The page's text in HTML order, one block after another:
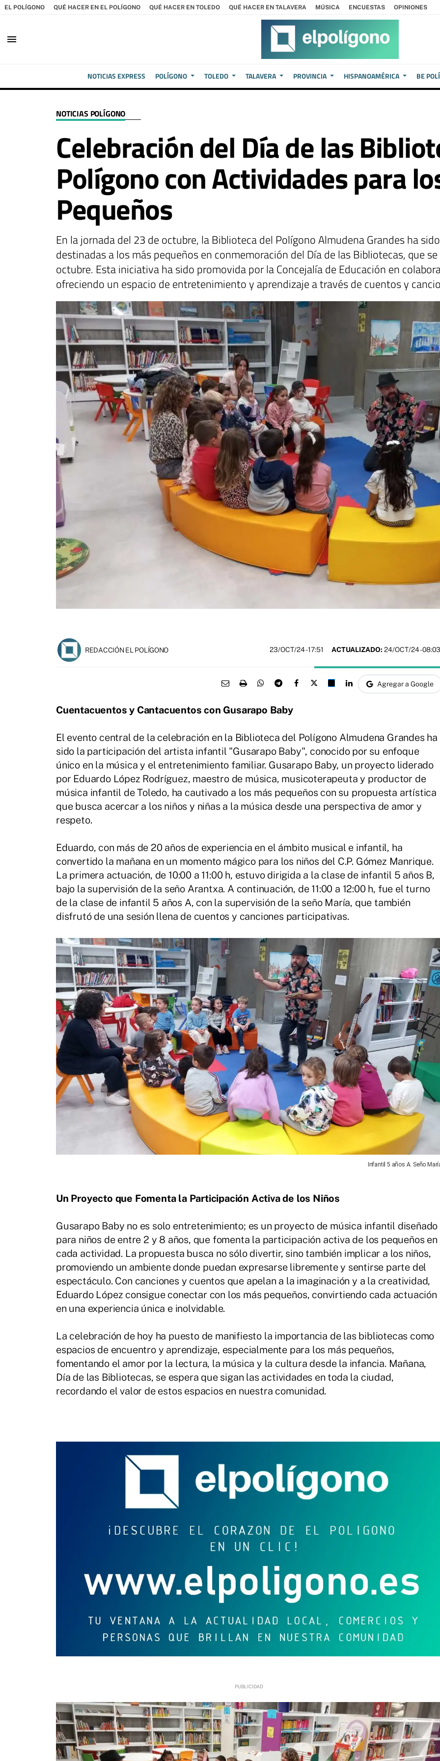
EL POLÍGONO QUÉ HACER EN EL POLÍGONO QUÉ HACER EN TOLEDO QUÉ HACER EN TALAVERA MÚSICA ENCUESTAS OPINIONES
menu
NOTICIAS EXPRESS POLÍGONO TOLEDO TALAVERA PROVINCIA HISPANOAMÉRICA BE
NOTICIAS POLÍGONO
Celebración del Día de las
Polígono con Actividades para
Pequeños
En la jornada del 23 de octubre, laBiblioteca del Polígono Almudena Grandesha
destinadas a los más pequeños en conmemoración del Día de las Bibliotecas, que
octubre. Esta iniciativa ha sido promovida por la Concejalía de Educación en
ofreciendo un espacio de entretenimiento y aprendizaje a través de cuentos y
REDACCIÓN EL POLÍGONO 23/OCT/24- 17:51 ACTUALIZADO: 24/OCT/24 - 08:03
Agregar a Google
Cuentacuentos y Cantacuentos con Gusarapo Baby
El evento central de la celebración en la Biblioteca del Polígono Almudena Grandes ha
sido la participación del artista infantil "Gusarapo Baby", conocido por su enfoque
único en la música y el entretenimiento familiar. Gusarapo Baby, un proyecto liderado
por Eduardo López Rodríguez, maestro de música, musicoterapeuta y productor de
música infantil de Toledo, ha cautivado a los más pequeños con su propuesta artística
que busca acercar a los niños y niñas a la música desde una perspectiva de amor y
respeto.
Eduardo, con más de 20 años de experiencia en el ámbito musical e infantil, ha
convertido la mañana en un momento mágico para los niños del C.P. Gómez Manrique.
La primera actuación, de 10:00 a 11:00 h, estuvo dirigida a la clase de infantil 5 años B,
bajo la supervisión de la seño Arantxa. A continuación, de 11:00 a 12:00 h, fue el turno
de la clase de infantil 5 años A, con la supervisión de la seño María, que también
disfrutó de una sesión llena de cuentos y canciones participativas.
Infantil 5 años A. Seño
Un Proyecto que Fomenta la Participación Activa de los Niños
Gusarapo Baby no es solo entretenimiento; es un proyecto de música infantil diseñado
para niños de entre 2 y 8 años, que fomenta la participación activa de los pequeños en
cada actividad. La propuesta busca no sólo divertir, sino también implicar a los niños,
promoviendo un ambiente donde puedan expresarse libremente y sentirse parte del
espectáculo. Con canciones y cuentos que apelan a la imaginación y a la creatividad,
Eduardo López consigue conectar con los más pequeños, convirtiendo cada actuación
en una experiencia única e inolvidable.
La celebración de hoy ha puesto de manifiesto la importancia de las bibliotecas como
espacios de encuentro y aprendizaje, especialmente para los más pequeños,
fomentando el amor por la lectura, la música y la cultura desde la infancia. Mañana,
Día de las Bibliotecas, se espera que sigan las actividades en toda la ciudad,
recordando el valor de estos espacios en nuestra comunidad.